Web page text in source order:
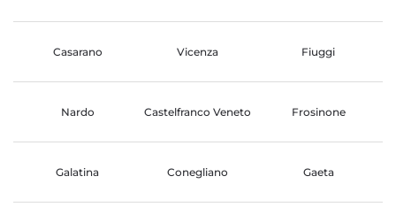
Casarano Vicenza Fiuggi
Nardo Castelfranco Veneto Frosinone
Galatina Conegliano Gaeta